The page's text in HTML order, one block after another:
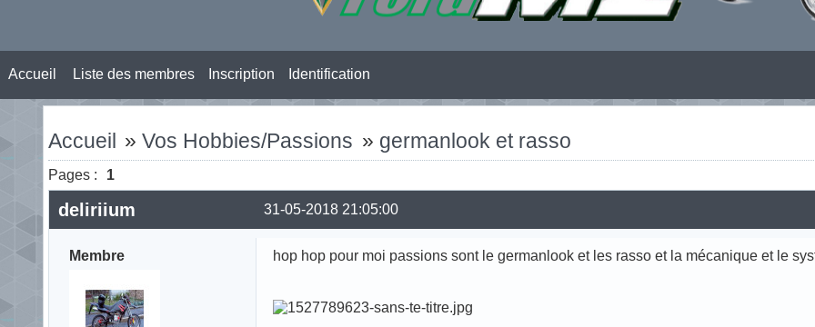
Accueil Liste des membres Inscription Identification
Accueil »Vos Hobbies/Passions » germanlook et rasso
Pages : 1
31-05-2018 21:05:00
deliriium
Membre hop hop pour moi passions sont le germanlook et les rasso et la mécanique et le